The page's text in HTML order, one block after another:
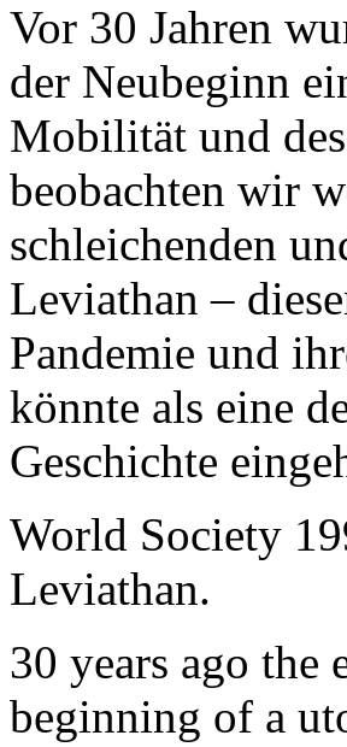
Vor 30 Jahren
der Neubeginn
Mobilität und
beobachten wir
schleichenden
Leviathan –
Pandemie und
könnte als eine
Geschichte
World Society
Leviathan.
30 years ago the
beginning of a